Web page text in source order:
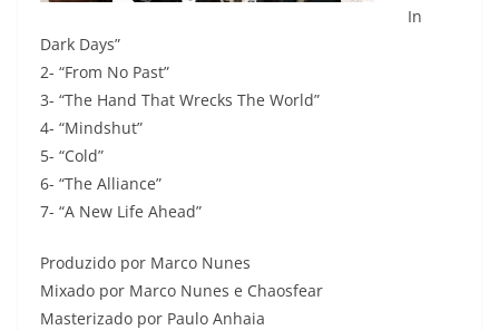
In
Dark Days”
2- “From No Past”
3- “The Hand That Wrecks The World”
4- “Mindshut”
5- “Cold”
6- “The Alliance”
7- “A New Life Ahead”
Produzido por Marco Nunes
Mixado por Marco Nunes e Chaosfear
Masterizado por Paulo Anhaia